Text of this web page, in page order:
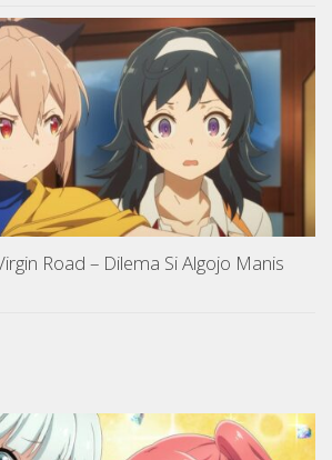
Road – Dilema Si Algojo Manis